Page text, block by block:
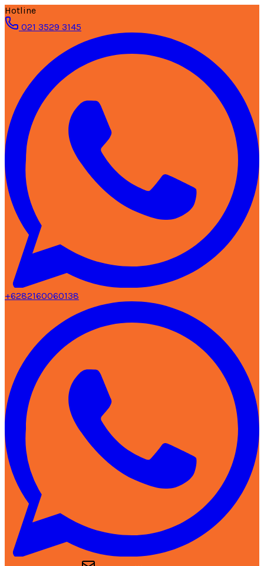
Hotline
021 3529 3145
+6282160060138